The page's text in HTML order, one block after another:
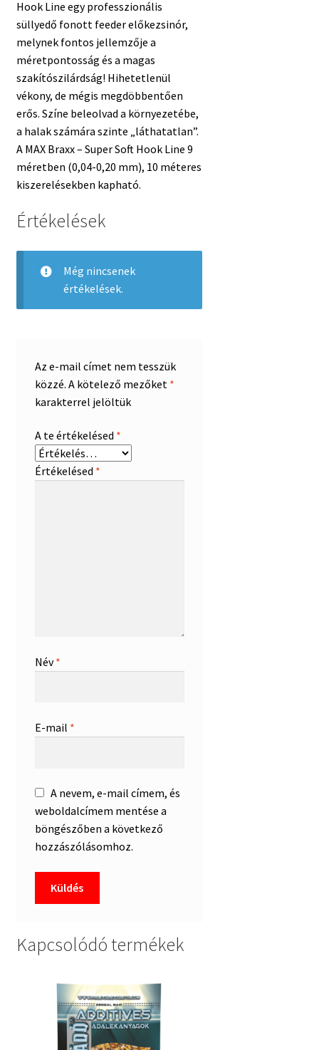
Hook Line egy professzionális
süllyedő fonott feeder előkezsinór,
melynek fontos jellemzője a
méretpontosság és a magas
szakítószilárdság! Hihetetlenül
vékony, de mégis megdöbbentően
erős. Színe beleolvad a környezetébe,
a halak számára szinte „láthatatlan”.
A MAX Braxx – Super Soft Hook Line 9
méretben (0,04-0,20 mm), 10 méteres
kiszerelésekben kapható.
Értékelések
Még nincsenek
értékelések.
Az e-mail címet nem tesszük
közzé. A kötelező mezőket *
karakterrel jelöltük
A te értékelésed *
Értékelésed *
Név*
E-mail *
A nevem, e-mail címem, és
weboldalcímem mentése a
böngészőben a következő
hozzászólásomhoz.
Kapcsolódó termékek